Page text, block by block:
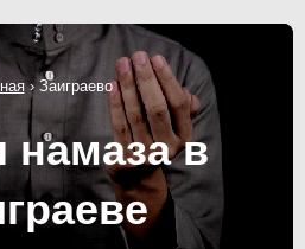
›Заиграево
намаза в